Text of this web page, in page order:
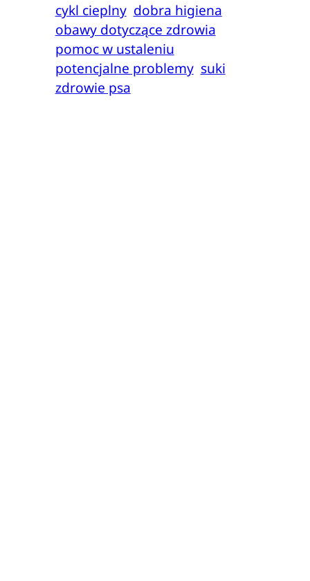
cykl cieplny dobra higiena
obawy dotyczące zdrowia
pomoc w ustaleniu
potencjalne problemy suki
zdrowie psa